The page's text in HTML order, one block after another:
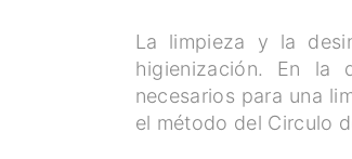
La limpieza y la
higienización. En la
necesarios para una
el método del Circulo